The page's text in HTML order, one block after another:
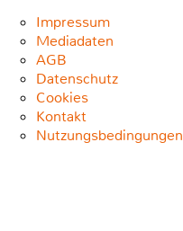
Impressum
Mediadaten
AGB
Datenschutz
Cookies
Kontakt
Nutzungsbedingungen